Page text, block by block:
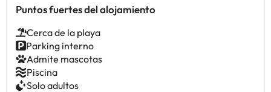
Puntos fuertes del alojamiento
Cerca de la playa
Parking interno
Admite mascotas
Piscina
Solo adultos